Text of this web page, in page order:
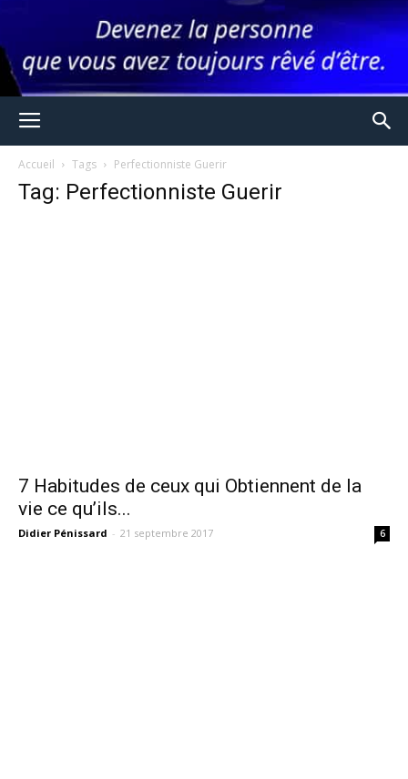
Accueil Tags Perfectionniste Guerir
Tag: Perfectionniste Guerir
7 Habitudes de ceux qui Obtiennent de la
vie ce qu’ils...
Didier Pénissard - 21 septembre 2017 6